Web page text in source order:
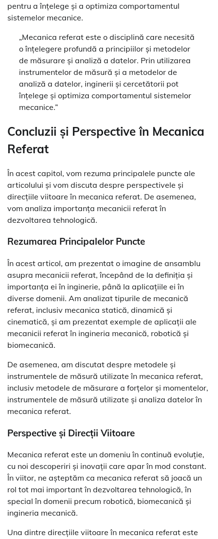
pentru a înțelege și a optimiza comportamentul
sistemelor mecanice.
„Mecanica referat este o disciplină care necesită
o înțelegere profundă a principiilor și metodelor
de măsurare și analiză a datelor. Prin utilizarea
instrumentelor de măsură și a metodelor de
analiză a datelor, inginerii și cercetătorii pot
înțelege și optimiza comportamentul sistemelor
mecanice.”
Concluzii și Perspective în Mecanica
Referat
În acest capitol, vom rezuma principalele puncte ale
articolului și vom discuta despre perspectivele și
direcțiile viitoare în mecanica referat. De asemenea,
vom analiza importanța mecanicii referat în
dezvoltarea tehnologică.
Rezumarea Principalelor Puncte
În acest articol, am prezentat o imagine de ansamblu
asupra mecanicii referat, începând de la definiția și
importanța ei în inginerie, până la aplicațiile ei în
diverse domenii. Am analizat tipurile de mecanică
referat, inclusiv mecanica statică, dinamică și
cinematică, și am prezentat exemple de aplicații ale
mecanicii referat în ingineria mecanică, robotică și
biomecanică.
De asemenea, am discutat despre metodele și
instrumentele de măsură utilizate în mecanica referat,
inclusiv metodele de măsurare a forțelor și momentelor,
instrumentele de măsură utilizate și analiza datelor în
mecanica referat.
Perspective și Direcții Viitoare
Mecanica referat este un domeniu în continuă evoluție,
cu noi descoperiri și inovații care apar în mod constant.
În viitor, ne așteptăm ca mecanica referat să joacă un
rol tot mai important în dezvoltarea tehnologică, în
special în domenii precum robotică, biomecanică și
ingineria mecanică.
Una dintre direcțiile viitoare în mecanica referat este